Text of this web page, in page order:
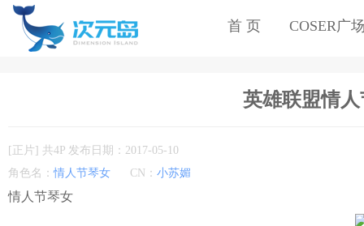
首 页 COSER广
英雄联盟情
[正片] 共4P 发布日期：2017-05-10
角色名：情人节琴女 CN： 小苏媚
情人节琴女